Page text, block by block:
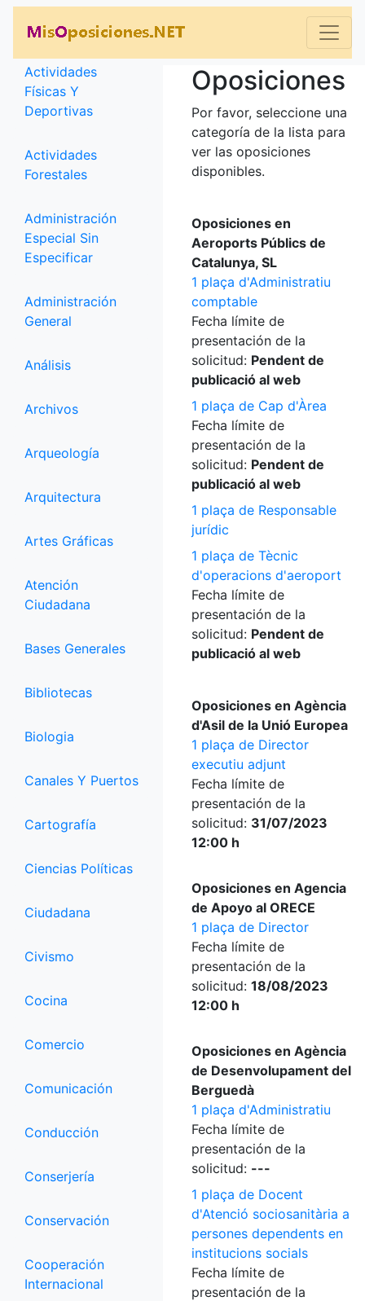
Categorías
Actividades
Físicas Y
Deportivas
Actividades
Forestales
Administración
Especial Sin
Especificar
Administración
General
Análisis
Archivos
Arqueología
Arquitectura
Artes Gráficas
Atención
Ciudadana
Bases Generales
Bibliotecas
Biologia
Canales Y Puertos
Cartografía
Ciencias Políticas
Ciudadana
Civismo
Cocina
Comercio
Comunicación
Conducción
Conserjería
Conservación
Cooperación
Internacional
Oposiciones
Por favor, seleccione una
categoría de la lista para
ver las oposiciones
disponibles.
Oposiciones en
Aeroports Públics de
Catalunya, SL
1 plaça d'Administratiu
comptable
Fecha límite de
presentación de la
solicitud: Pendent de
publicació al web
1 plaça de Cap d'Àrea
Fecha límite de
presentación de la
solicitud: Pendent de
publicació al web
1 plaça de Responsable
jurídic
1 plaça de Tècnic
d'operacions d'aeroport
Fecha límite de
presentación de la
solicitud: Pendent de
publicació al web
Oposiciones en Agència
d'Asil de la Unió Europea
1 plaça de Director
executiu adjunt
Fecha límite de
presentación de la
solicitud: 31/07/2023
12:00 h
Oposiciones en Agencia
de Apoyo al ORECE
1 plaça de Director
Fecha límite de
presentación de la
solicitud: 18/08/2023
12:00 h
Oposiciones en Agència
de Desenvolupament del
Berguedà
1 plaça d'Administratiu
Fecha límite de
presentación de la
solicitud: ---
1 plaça de Docent
d'Atenció sociosanitària a
persones dependents en
institucions socials
Fecha límite de
presentación de la